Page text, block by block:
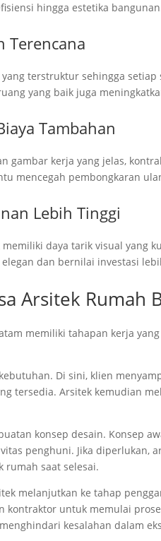
hingga estetika
Terencana
terstruktur sehingga
yang baik juga
Tambahan
gambar kerja yang jelas,
mencegah pembongkaran
Lebih Tinggi
daya tarik visual yang
dan bernilai investasi
Arsitek Rumah
memiliki tahapan kerja
Di sini, klien
tersedia. Arsitek kemudian
konsep desain. Konsep
penghuni. Jika diperlukan,
rumah saat selesai.
melanjutkan ke tahap
kontraktor untuk memulai
kesalahan dalam